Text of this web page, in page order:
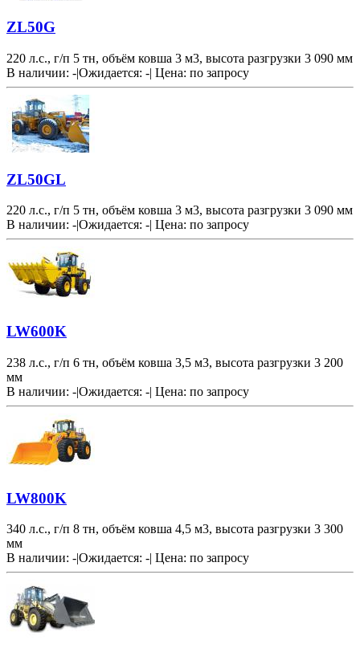
ZL50G
220 л.с., г/п 5 тн, объём ковша 3 м3, высота разгрузки 3 090 мм
В наличии: -|Ожидается: -| Цена: по запросу
ZL50GL
220 л.с., г/п 5 тн, объём ковша 3 м3, высота разгрузки 3 090 мм
В наличии: -|Ожидается: -| Цена: по запросу
LW600K
238 л.с., г/п 6 тн, объём ковша 3,5 м3, высота разгрузки 3 200
мм
В наличии: -|Ожидается: -| Цена: по запросу
LW800K
340 л.с., г/п 8 тн, объём ковша 4,5 м3, высота разгрузки 3 300
мм
В наличии: -|Ожидается: -| Цена: по запросу